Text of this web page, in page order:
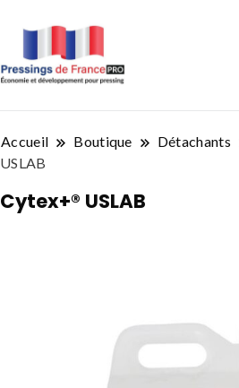
Accueil Boutique Détachants
USLAB
Cytex+® USLAB